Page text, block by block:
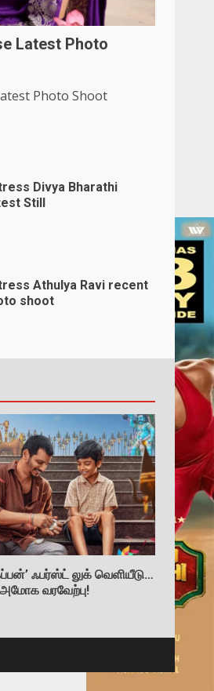
Latest Photo
Photo Shoot
Divya Bharathi
Still
Athulya Ravi recent
shoot
ஃபர்ஸ்ட் லுக் வெளியீடு…
அமோக வரவேற்பு!